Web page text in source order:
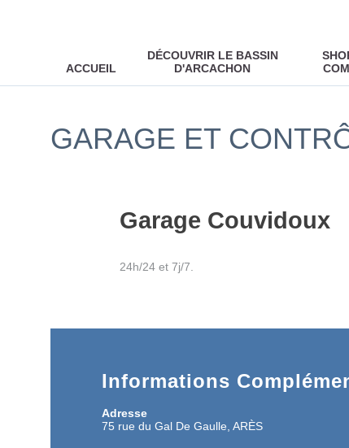
ACCUEIL
DÉCOUVRIR LE BASSIN
D'ARCACHON
GARAGE ET
Garage Couvidoux
24h/24 et 7j/7.
Informations
Adresse
75 rue du Gal De Gaulle, ARÈS